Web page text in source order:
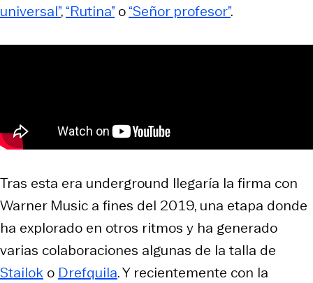
universal”,“Rutina” o“Señor profesor”.
Tras esta era underground llegaría la firma con
Warner Music a fines del 2019, una etapa donde
ha explorado en otros ritmos y ha generado
varias colaboraciones algunas de la talla de
Stailok o Drefquila. Y recientemente con la